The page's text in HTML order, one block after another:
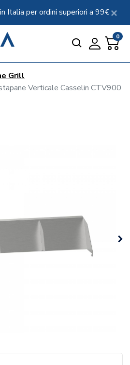
Italia per ordini superiori a 99€
0
Grill
Verticale Casselin CTV900